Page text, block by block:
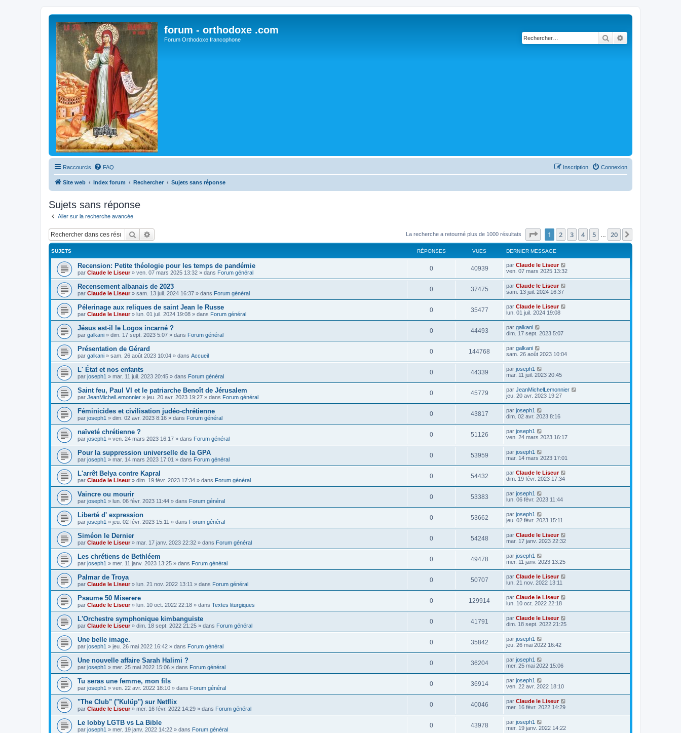
forum - orthodoxe .com
Forum Orthodoxe francophone Rechercher
Raccourcis FAQ Connexion
Inscription
Site web Index forum Rechercher Sujets sans réponse
Sujets sans réponse
Aller sur la recherche avancée
Rechercher La recherche a retourné plus de 1000 résultats Page sur20
1 2 3 4 5 20
SUJETS RÉPONSES VUES DERNIER MESSAGE
Recension: Petite théologie pour les temps de pandémie
par Claude le Liseur» ven. 07 mars 2025 13:32 » dans Forum général
0 40939 par Claude le Liseur
ven. 07 mars 2025 13:32
Recensement albanais de 2023
par Claude le Liseur» sam. 13 juil. 2024 16:37 » dans Forum général
0 37475 par Claude le Liseur
sam. 13 juil. 2024 16:37
Pélerinage aux reliques de saint Jean le Russe
par Claude le Liseur» lun. 01 juil. 2024 19:08 » dans Forum général
0 35477 par Claude le Liseur
lun. 01 juil. 2024 19:08
Jésus est-il le Logos incarné ?
par galkani » dim. 17 sept. 2023 5:07 » dans Forum général
0 44493 par galkani
dim. 17 sept. 2023 5:07
Présentation de Gérard
par galkani » sam. 26 août 2023 10:04 » dans Accueil
0 144768 par galkani
sam. 26 août 2023 10:04
L' État et nos enfants
par joseph1 » mar. 11 juil. 2023 20:45 » dans Forum général
0 44339 par joseph1
mar. 11 juil. 2023 20:45
Saint feu, Paul VI et le patriarche Benoît de Jérusalem
par JeanMichelLemonnier » jeu. 20 avr. 2023 19:27 » dans Forum général
0 45779 par JeanMichelLemonnier
jeu. 20 avr. 2023 19:27
Féminicides et civilisation judéo-chrétienne
par joseph1 » dim. 02 avr. 2023 8:16 » dans Forum général
0 43817 par joseph1
dim. 02 avr. 2023 8:16
naïveté chrétienne ?
par joseph1 » ven. 24 mars 2023 16:17 » dans Forum général
0 51126 par joseph1
ven. 24 mars 2023 16:17
Pour la suppression universelle de la GPA
par joseph1 » mar. 14 mars 2023 17:01 » dans Forum général
0 53959 par joseph1
mar. 14 mars 2023 17:01
L'arrêt Belya contre Kapral
par Claude le Liseur» dim. 19 févr. 2023 17:34 » dans Forum général
0 54432 par Claude le Liseur
dim. 19 févr. 2023 17:34
Vaincre ou mourir
par joseph1 » lun. 06 févr. 2023 11:44 » dans Forum général
0 53383 par joseph1
lun. 06 févr. 2023 11:44
Liberté d' expression
par joseph1 » jeu. 02 févr. 2023 15:11 » dans Forum général
0 53662 par joseph1
jeu. 02 févr. 2023 15:11
Siméon le Dernier
par Claude le Liseur» mar. 17 janv. 2023 22:32 » dans Forum général
0 54248 par Claude le Liseur
mar. 17 janv. 2023 22:32
Les chrétiens de Bethléem
par joseph1 » mer. 11 janv. 2023 13:25 » dans Forum général
0 49478 par joseph1
mer. 11 janv. 2023 13:25
Palmar de Troya
par Claude le Liseur» lun. 21 nov. 2022 13:11 » dans Forum général
0 50707 par Claude le Liseur
lun. 21 nov. 2022 13:11
Psaume 50 Miserere
par Claude le Liseur» lun. 10 oct. 2022 22:18 » dans Textes liturgiques
0 129914 par Claude le Liseur
lun. 10 oct. 2022 22:18
L'Orchestre symphonique kimbanguiste
par Claude le Liseur» dim. 18 sept. 2022 21:25 » dans Forum général
0 41791 par Claude le Liseur
dim. 18 sept. 2022 21:25
Une belle image.
par joseph1 » jeu. 26 mai 2022 16:42 » dans Forum général
0 35842 par joseph1
jeu. 26 mai 2022 16:42
Une nouvelle affaire Sarah Halimi ?
par joseph1 » mer. 25 mai 2022 15:06 » dans Forum général
0 36204 par joseph1
mer. 25 mai 2022 15:06
Tu seras une femme, mon fils
par joseph1 » ven. 22 avr. 2022 18:10 » dans Forum général
0 36914 par joseph1
ven. 22 avr. 2022 18:10
"The Club" ("Kulüp") sur Netflix
par Claude le Liseur» mer. 16 févr. 2022 14:29 » dans Forum général
0 40046 par Claude le Liseur
mer. 16 févr. 2022 14:29
Le lobby LGTB vs La Bible
par joseph1 » mer. 19 janv. 2022 14:22 » dans Forum général
0 43978 par joseph1
mer. 19 janv. 2022 14:22